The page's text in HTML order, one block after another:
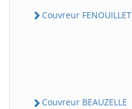
Couvreur FENOUILLET
Couvreur BEAUZELLE